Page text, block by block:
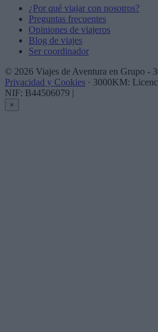
¿Por qué viajar con nosotros?
Preguntas frecuentes
Opiniones de viajeros
Blog de viajes
Ser coordinador
© 2026 Viajes de Aventura en Grupo -
Privacidad y Cookies · 3000KM:
NIF: B44506079 |
×